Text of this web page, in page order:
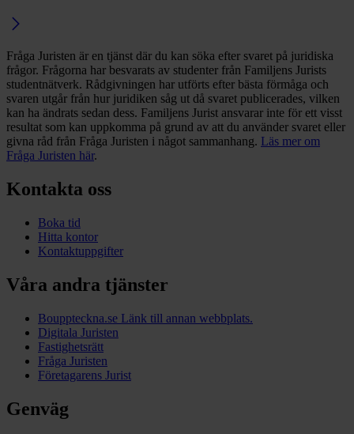
Fråga Juristen är en tjänst där du kan söka efter svaret på juridiska
frågor. Frågorna har besvarats av studenter från Familjens Jurists
studentnätverk. Rådgivningen har utförts efter bästa förmåga och
svaren utgår från hur juridiken såg ut då svaret publicerades, vilken
kan ha ändrats sedan dess. Familjens Jurist ansvarar inte för ett visst
resultat som kan uppkomma på grund av att du använder svaret eller
givna råd från Fråga Juristen i något sammanhang. Läs mer om
Fråga Juristen här.
Kontakta oss
Boka tid
Hitta kontor
Kontaktuppgifter
Våra andra tjänster
Bouppteckna.se Länk till annan webbplats.
Digitala Juristen
Fastighetsrätt
Fråga Juristen
Företagarens Jurist
Genväg